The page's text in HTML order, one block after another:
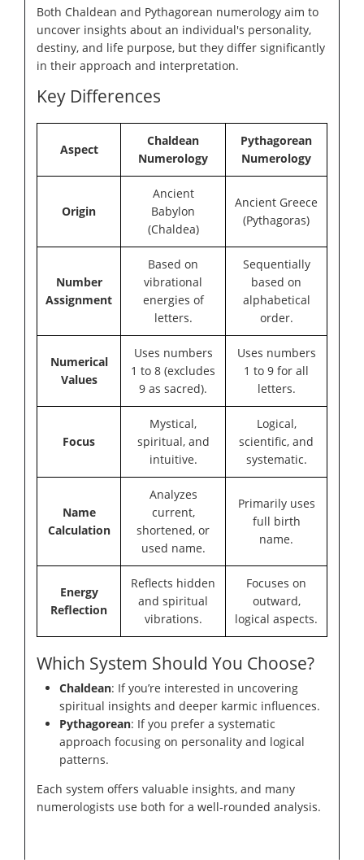
Both Chaldean and Pythagorean numerology aim to
uncover insights about an individual's personality,
destiny, and life purpose, but they differ significantly
in their approach and interpretation.
Key Differences
Aspect
Chaldean
Numerology
Pythagorean
Numerology
Origin
Ancient
Babylon
(Chaldea)
Ancient Greece
(Pythagoras)
Number
Assignment
Based on
vibrational
energies of
letters.
Sequentially
based on
alphabetical
order.
Numerical
Values
Uses numbers
1 to 8 (excludes
9 as sacred).
Uses numbers
1 to 9 for all
letters.
Focus
Mystical,
spiritual, and
intuitive.
Logical,
scientific, and
systematic.
Name
Calculation
Analyzes
current,
shortened, or
used name.
Primarily uses
full birth
name.
Energy
Reflection
Reflects hidden
and spiritual
vibrations.
Focuses on
outward,
logical aspects.
Which System Should You Choose?
Chaldean: If you’re interested in uncovering
spiritual insights and deeper karmic influences.
Pythagorean: If you prefer a systematic
approach focusing on personality and logical
patterns.
Each system offers valuable insights, and many
numerologists use both for a well-rounded analysis.